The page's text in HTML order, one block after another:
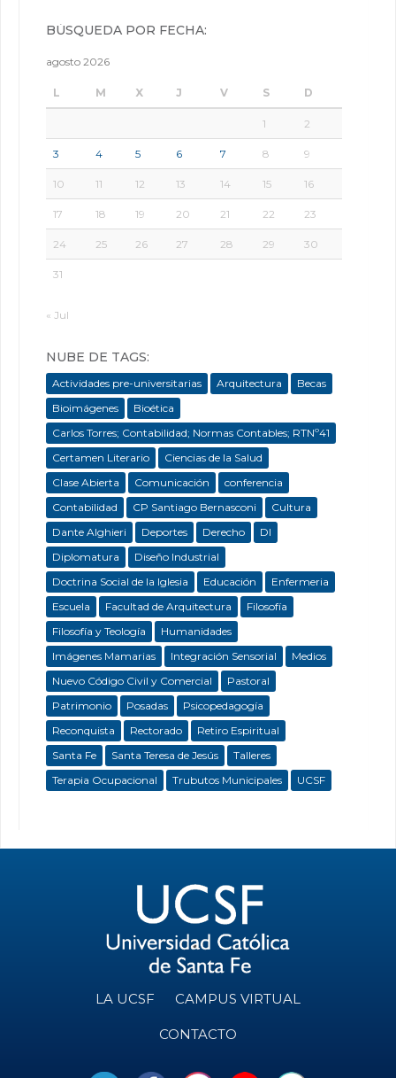
BÚSQUEDA POR FECHA:
agosto 2026
L M X J V S D
1 2
3 4 5 6 7 8 9
10 11 12 13 14 15 16
17 18 19 20 21 22 23
24 25 26 27 28 29 30
31
« Jul
NUBE DE TAGS:
Actividades pre-universitarias Arquitectura
Becas
Bioimágenes
Bioética
Carlos Torres; Contabilidad; Normas Contables; RTNº41
Certamen Literario
Ciencias de la Salud
Clase Abierta
Comunicación
conferencia
Contabilidad
CP Santiago Bernasconi
Cultura
Dante Alghieri
Deportes Derecho
DI
Diplomatura
Diseño Industrial
Doctrina Social de la Iglesia
Educación
Enfermeria
Escuela
Facultad de Arquitectura
Filosofía
Filosofía y Teología
Humanidades
Imágenes Mamarias
Integración Sensorial
Medios
Nuevo Código Civil y Comercial
Pastoral
Patrimonio
Posadas
Psicopedagogía
Reconquista
Rectorado
Retiro Espiritual
Santa Fe
Santa Teresa de Jesús
Talleres
Terapia Ocupacional
Trubutos Municipales UCSF
LA UCSF CAMPUS VIRTUAL
CONTACTO